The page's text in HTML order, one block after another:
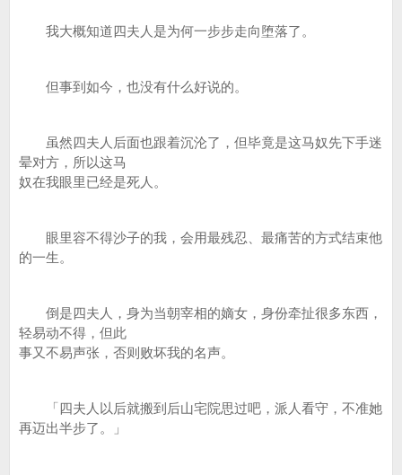
我大概知道四夫人是为何一步步走向堕落了。
但事到如今，也没有什么好说的。
虽然四夫人后面也跟着沉沦了，但毕竟是这马奴先下手迷
晕对方，所以这马
奴在我眼里已经是死人。
眼里容不得沙子的我，会用最残忍、最痛苦的方式结束他
的一生。
倒是四夫人，身为当朝宰相的嫡女，身份牵扯很多东西，
轻易动不得，但此
事又不易声张，否则败坏我的名声。
「四夫人以后就搬到后山宅院思过吧，派人看守，不准她
再迈出半步了。」